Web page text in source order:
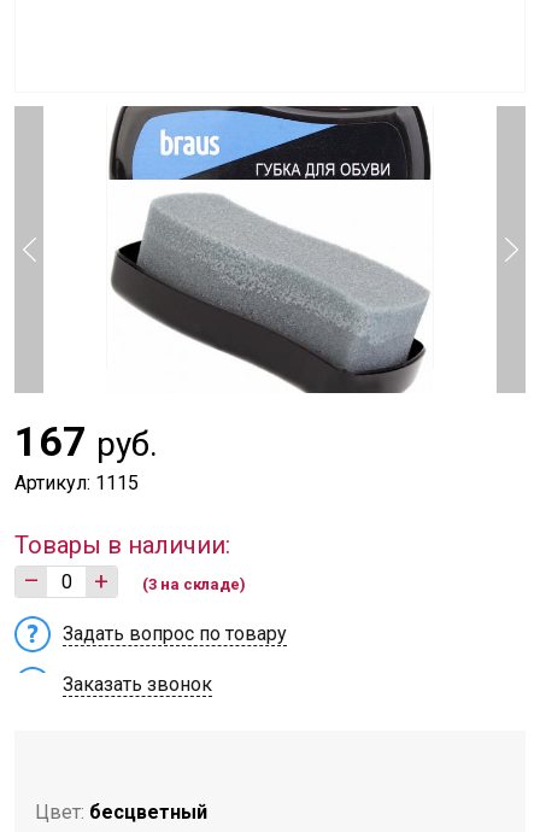
167 руб.
Артикул: 1115
Товары в наличии:
–
+ (3 на складе)
Задать вопрос по товару
Заказать звонок
Цвет: бесцветный